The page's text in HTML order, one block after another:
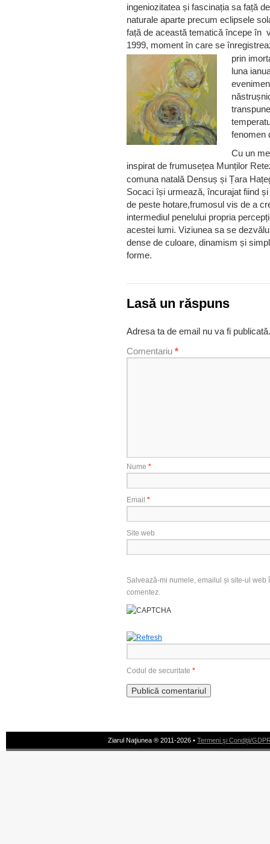
ingeniozitatea și fascinația sa față
naturale aparte precum eclipsele
față de această tematică începe în
1999, moment în care se
prin
luna
fenomen
Cu un
inspirat de frumusețea Munților
comuna natală Densuș și Țara
Socaci își urmează, încurajat fiind
de peste hotare,frumosul vis de a
intermediul penelului propria
acestei lumi. Viziunea sa se
dense de culoare, dinamism și
forme.
Lasă un răspuns
Adresa ta de email nu va fi publicată.
Comentariu *
Nume *
Email *
Site web
Salvează-mi numele, emailul și site-ul
comentez.
Codul de securitate *
Ziarul Naţiunea ® 2011-2026 • Termeni şi Condiţii/